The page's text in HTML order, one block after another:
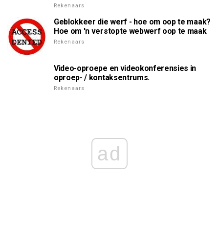
Rekenaars
Geblokkeer die werf - hoe om oop te maak?
Hoe om 'n verstopte webwerf oop te maak
Rekenaars
Video-oproepe en videokonferensies in
oproep- / kontaksentrums.
Rekenaars
ad